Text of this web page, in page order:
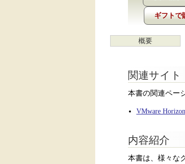
ギフトで
概要
関連サイト
本書の関連ペー
VMware
内容紹介
本書は、様々な